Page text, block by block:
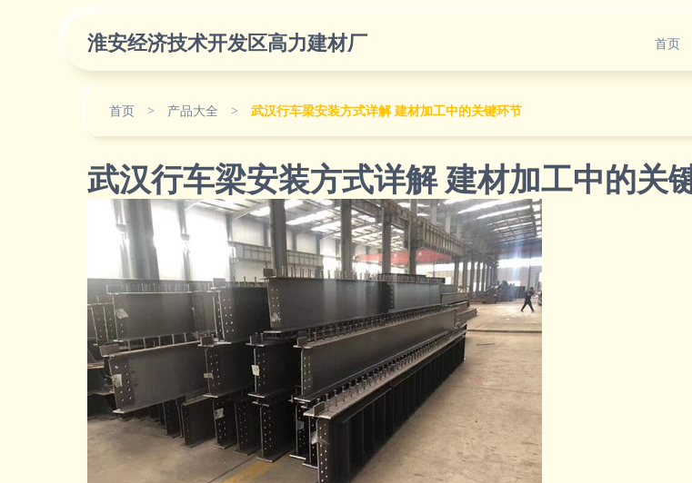
淮安经济技术开发区高力建材厂 首页
首页 > 产品大全 > 武汉行车梁安装方式详解 建材加工中的关键环节
武汉行车梁安装方式详解 建材加工中的关